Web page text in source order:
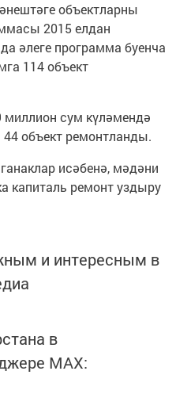
объектларны
2015 елдан
әлеге программа буенча
114 объект
миллион сум күләмендә
объект ремонтланды.
исәбенә, мәдәни
капиталь ремонт уздыру
и интересным в
в
MАХ: